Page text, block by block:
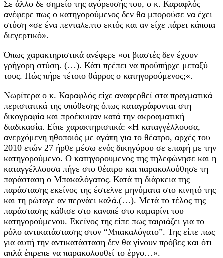
Σε άλλο δε σημείο της αγόρευσής του, ο κ. Καραφλός
ανέφερε πως ο κατηγορούμενος δεν θα μπορούσε να έχει
στύση «σε ένα πενταλεπτο εκτός και αν είχε πάρει κάποια
διεγερτικό».
Όπως χαρακτηριστικά ανέφερε «οι βιαστές δεν έχουν
γρήγορη στύση. (…). Κάτι πρέπει να προϋπήρχε μεταξύ
τους. Πώς πήρε τέτοιο θάρρος ο κατηγορούμενος;«.
Νωρίτερα ο κ. Καραφλός είχε αναφερθεί στα πραγματικά
περιστατικά της υπόθεσης όπως καταγράφονται στη
δικογραφία και προέκυψαν κατά την ακροαματική
διαδικασία. Είπε χαρακτηριστικά: «Η καταγγέλλουσα,
ανερχόμενη ηθοποιός με αγάπη για το θέατρο, αρχές του
2010 ετών 27 ήρθε μέσω ενός δικηγόρου σε επαφή με την
κατηγορούμενο. Ο κατηγορούμενος της τηλεφώνησε και η
καταγγέλλουσα πήγε στο θέατρο και παρακολούθησε τη
παράσταση ο Μπακαλόγατος. Κατά τη διάρκεια της
παράστασης εκείνος της έστελνε μηνύματα στο κινητό της
και τη ρώταγε αν περνάει καλά.(…). Μετά το τέλος της
παράστασης κάθισε στο καναπέ στο καμαρίνι του
κατηγορούμενου. Εκείνος της είπε πως ταιριάζει για το
ρόλο αντικατάστασης στον “Μπακαλόγατο”. Της είπε πως
για αυτή την αντικατάσταση δεν θα γίνουν πρόβες και ότι
απλά έπρεπε να παρακολουθεί το έργο…».